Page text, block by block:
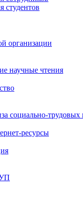
студентов
организации
научные чтения
социально-трудовых
ресурсы